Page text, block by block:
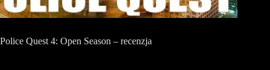
Police Quest 4: Open Season – recenzja